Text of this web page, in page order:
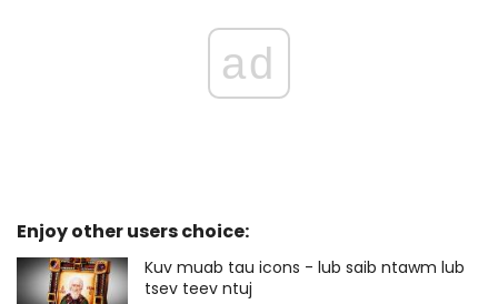
ad
Enjoy other users choice:
Kuv muab tau icons - lub saib ntawm lub
tsev teev ntuj